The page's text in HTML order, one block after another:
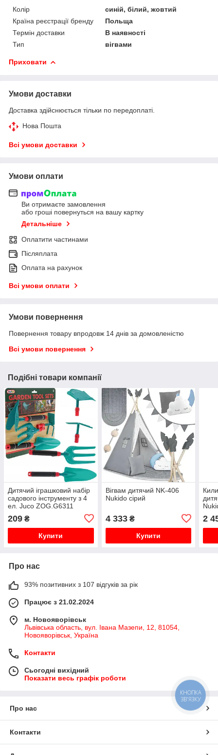
Колір
синій, білий, жовтий
Країна реєстрації бренду
Польща
Термін доставки
В наявності
Тип
вігвами
Приховати
Умови доставки
Доставка здійснюється тільки по передоплаті.
Нова Пошта
Всі умови доставки
Умови оплати
Ви отримаєте замовлення
або гроші повернуться на вашу картку
Детальніше
Оплатити частинами
Післяплата
Оплата на рахунок
Всі умови оплати
Умови повернення
Повернення товару впродовж 14 днів за домовленістю
Всі умови повернення
Подібні товари компанії
Дитячий іграшковий набір
садового інструменту з 4
ел. Juco ZOG.G6311
209 ₴
Купити
Вігвам дитячий NK-406
Nukido сірий
4 333₴
Купити
2
Про нас
93% позитивних з 107 відгуків за рік
Працює з 21.02.2024
м. Новояворівськ
Львівська область, вул. Івана Мазепи, 12, 81054,
Новояворівськ, Україна
Контакти
Сьогодні вихідний
Показати весь графік роботи
Про нас
Контакти
КНОПКА
ЗВ'ЯЗКУ